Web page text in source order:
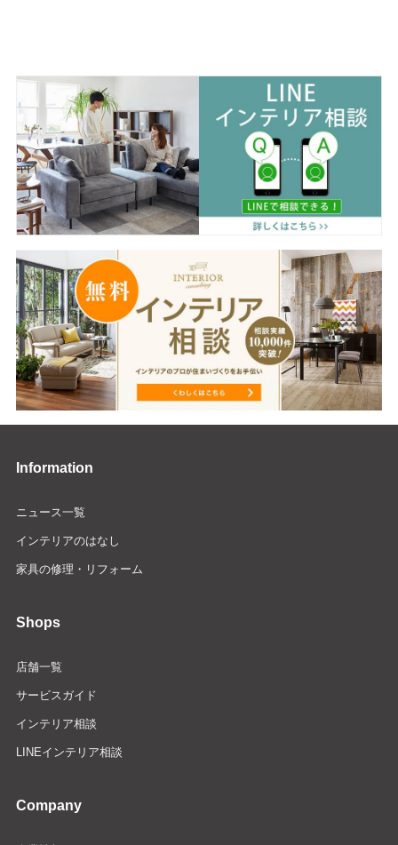
Information
ニュース一覧
インテリアのはなし
家具の修理・リフォーム
Shops
店舗一覧
サービスガイド
インテリア相談
LINEインテリア相談
Company